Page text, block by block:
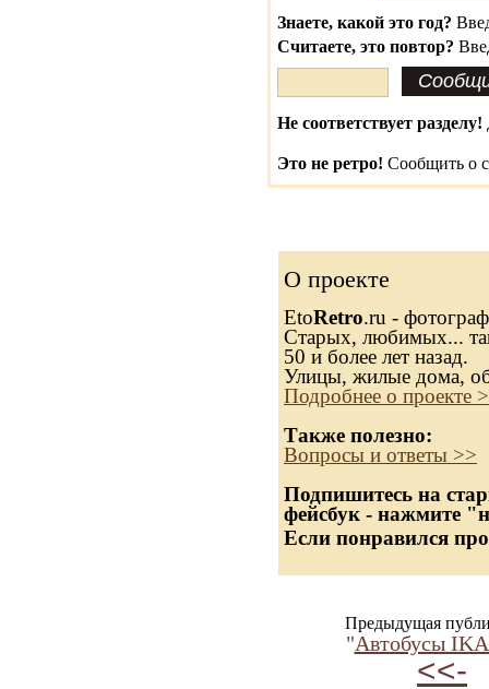
Знаете, какой это год?
Считаете, это повтор?
Не соответствует разделу!
Это не ретро! Сообщить о
О проекте
EtoRetro.ru -
Старых, любимых...
50 и более лет назад.
Улицы, жилые дома,
Подробнее о проекте
Также полезно:
Вопросы и ответы >>
Подпишитесь на
фейсбук - нажмите
Если понравился
Предыдущая
"Автобусы
<<-